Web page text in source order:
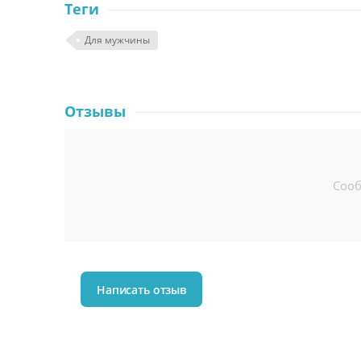
Теги
Для мужчины
Отзывы
Написать отзыв